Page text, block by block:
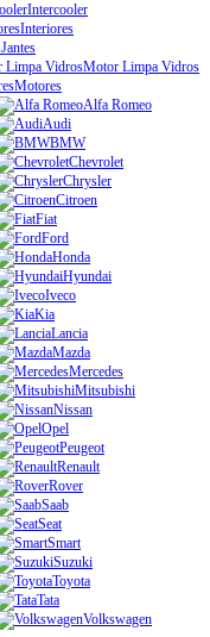
Intercooler
Interiores
Jantes
Motor Limpa Vidros
Motores
Alfa Romeo
Audi
BMW
Chevrolet
Chrysler
Citroen
Fiat
Ford
Honda
Hyundai
Iveco
Kia
Lancia
Mazda
Mercedes
Mitsubishi
Nissan
Opel
Peugeot
Renault
Rover
Saab
Seat
Smart
Suzuki
Toyota
Tata
Volkswagen